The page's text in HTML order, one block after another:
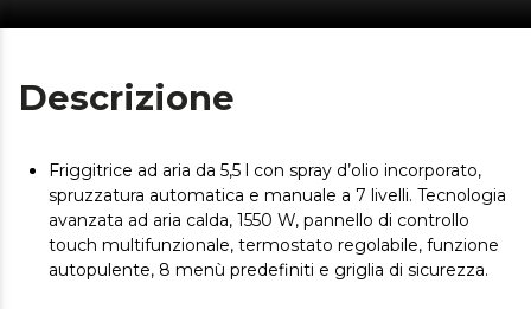
Descrizione
Friggitrice ad aria da 5,5 l con spray d’olio incorporato,
spruzzatura automatica e manuale a 7 livelli. Tecnologia
avanzata ad aria calda, 1550 W, pannello di controllo
touch multifunzionale, termostato regolabile, funzione
autopulente, 8 menù predefiniti e griglia di sicurezza.